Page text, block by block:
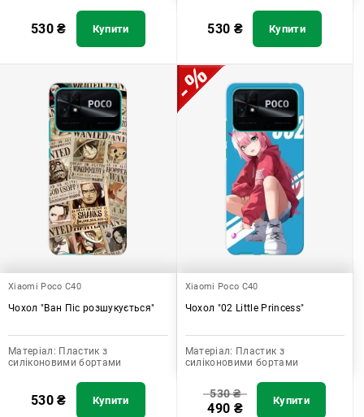
530₴ Купити 530 ₴ Купити
Xiaomi Poco C40
Чохол "Ван Піс розшукується"
Матеріал: Пластик з
силіконовими бортами
530₴ Купити
Xiaomi Poco C40
Чохол "02 Little Princess"
Матеріал: Пластик з
силіконовими бортами
530₴
490 ₴ Купити